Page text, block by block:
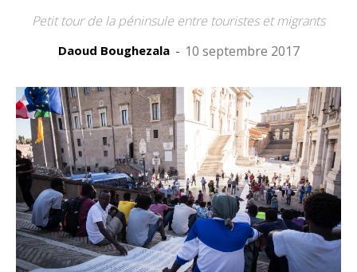
Petit tour de la péninsule entre touristes et migrants
Daoud Boughezala - 10 septembre 2017